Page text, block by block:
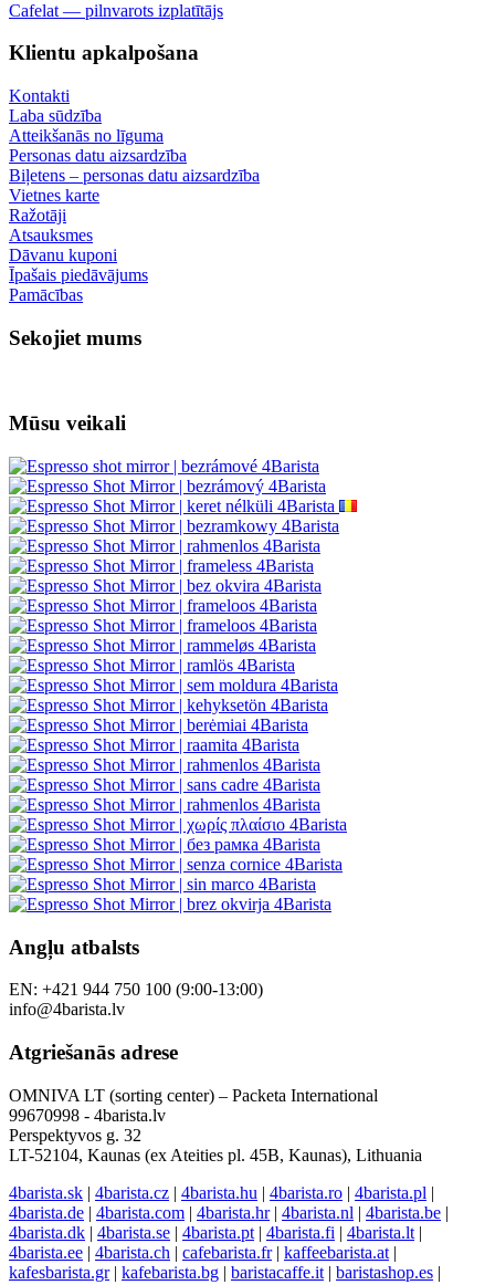
Cafelat — pilnvarots izplatītājs
Klientu apkalpošana
Kontakti
Laba sūdzība
Atteikšanās no līguma
Personas datu aizsardzība
Biļetens – personas datu aizsardzība
Vietnes karte
Ražotāji
Atsauksmes
Dāvanu kuponi
Īpašais piedāvājums
Pamācības
Sekojiet mums
Mūsu veikali
Angļu atbalsts
EN: +421 944 750 100 (9:00-13:00)
info@4barista.lv
Atgriešanās adrese
OMNIVA LT (sorting center) – Packeta International
99670998 - 4barista.lv
Perspektyvos g. 32
LT-52104, Kaunas (ex Ateities pl. 45B, Kaunas), Lithuania
4barista.sk | 4barista.cz | 4barista.hu | 4barista.ro | 4barista.pl |
4barista.de | 4barista.com | 4barista.hr| 4barista.nl | 4barista.be |
4barista.dk | 4barista.se | 4barista.pt | 4barista.fi | 4barista.lt |
4barista.ee | 4barista.ch | cafebarista.fr| kaffeebarista.at |
kafesbarista.gr| kafebarista.bg | baristacaffe.it | baristashop.es |